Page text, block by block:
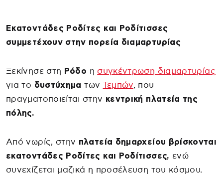
Εκατοντάδες Ροδίτες και Ροδίτισσες
συμμετέχουν στην πορεία διαμαρτυρίας
Ξεκίνησε στη Ρόδο η συγκέντρωση διαμαρτυρίας
για το δυστύχηματων Τεμπών, που
πραγματοποιείται στην κεντρική πλατεία της
πόλης.
Από νωρίς, στην πλατεία δημαρχείου βρίσκονται
εκατοντάδες Ροδίτες και Ροδίτισσες, ενώ
συνεχίζεται μαζικά η προσέλευση του κόσμου.